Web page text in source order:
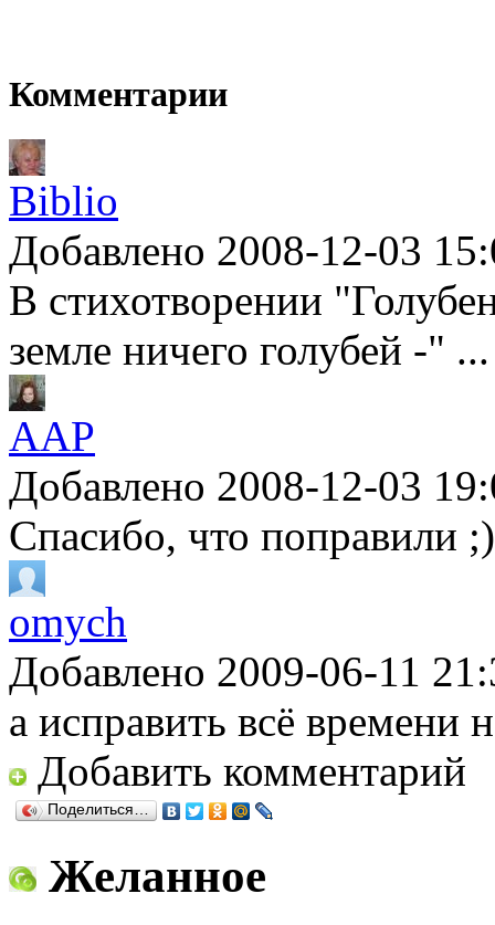
Комментарии
Biblio
Добавлено 2008-12-03
В стихотворении
земле ничего голубей -"
AAP
Добавлено 2008-12-03
Спасибо, что поправили ;)
omych
Добавлено 2009-06-11
а исправить всё времени
Добавить комментарий
Поделиться…
Желанное